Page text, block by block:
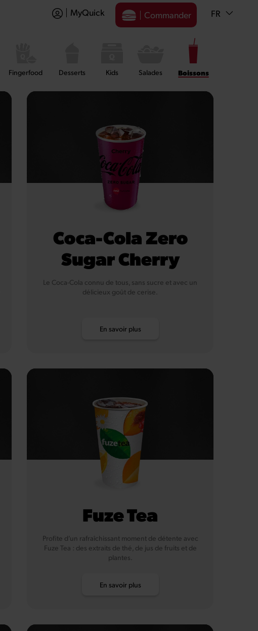
MyQuick Commander FR
Fingerfood Desserts Kids Salades Boissons
Coca-Cola Zero
Sugar Cherry
Le Coca-Cola connu de tous, sans sucre et avec un
délicieux goût de cerise.
En savoir plus
Fuze Tea
Profite d’un rafraîchissant moment de détente avec
Fuze Tea : des extraits de thé, de jus de fruits et de
plantes.
En savoir plus